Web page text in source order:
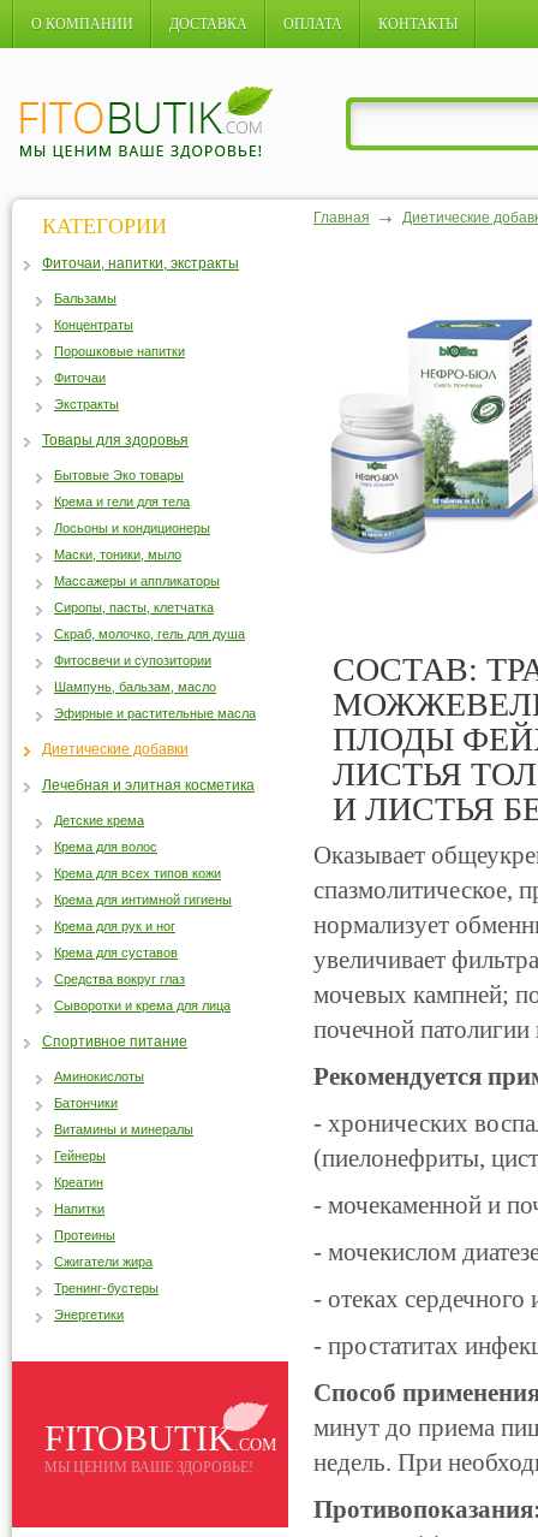
О КОМПАНИИ ДОСТАВКА ОПЛАТА КОНТАКТЫ
Главная Диетические
СОСТАВ:
ПЛОДЫ
ЛИСТЬЯ
И ЛИСТЬЯ
Оказывает
спазмолитическое,
нормализует
увеличивает
мочевых кампней;
почечной
Рекомендуется
- хронических
(пиелонефриты,
- мочекаменной и
- мочекислом
- отеках
- простатитах
Способ
минут до приема
недель. При
КАТЕГОРИИ
Фиточаи, напитки, экстракты
Бальзамы
Концентраты
Порошковые напитки
Фиточаи
Экстракты
Товары для здоровья
Бытовые Эко товары
Крема и гели для тела
Лосьоны и кондиционеры
Маски, тоники, мыло
Массажеры и аппликаторы
Сиропы, пасты, клетчатка
Скраб, молочко, гель для душа
Фитосвечи и супозитории
Шампунь, бальзам, масло
Эфирные и растительные масла
Диетические добавки
Лечебная и элитная косметика
Детские крема
Крема для волос
Крема для всех типов кожи
Крема для интимной гигиены
Крема для рук и ног
Крема для суставов
Средства вокруг глаз
Сыворотки и крема для лица
Спортивное питание
Аминокислоты
Батончики
Витамины и минералы
Гейнеры
Креатин
Напитки
Протеины
Сжигатели жира
Тренинг-бустеры
Энергетики
FITOBUTIK.COM
МЫ ЦЕНИМ ВАШЕ ЗДОРОВЬЕ!